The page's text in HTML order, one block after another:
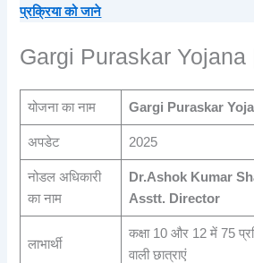
प्रक्रिया को जाने
Gargi Puraskar
योजना का नाम Gargi Puraskar
अपडेट 2025
नोडल अधिकारी
का नाम
Dr.Ashok Kumar
Asstt. Director
लाभार्थी
कक्षा 10 और 12 में 75
वाली छात्राएं